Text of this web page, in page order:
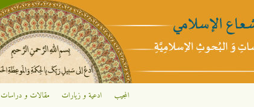
تجاوز إلى المحتوى الرئيسي
المجيب ادعية و زيارات مقالات و دراسات